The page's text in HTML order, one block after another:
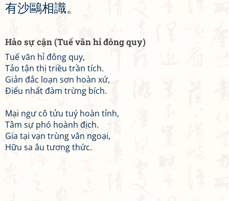
有沙鷗相識。
Hảo sự cận (Tuế vãn hỉ đông quy)
Tuế vãn hỉ đông quy,
Tảo tận thị triều trần tích.
Giản đắc loạn sơn hoàn xứ,
Điếu nhất đàm trừng bích.
Mại ngư cô tửu tuý hoàn tỉnh,
Tâm sự phó hoành địch.
Gia tại vạn trùng vân ngoại,
Hữu sa âu tương thức.